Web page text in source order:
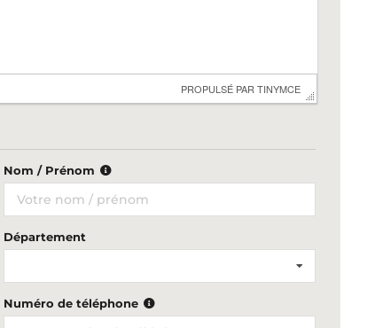
PROPULSÉ PAR TINYMCE
Nom / Prénom
Département
Numéro de téléphone